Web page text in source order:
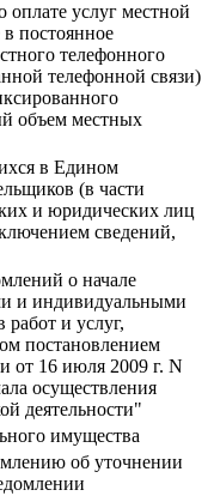
услуг местной
в постоянное
телефонного
телефонной связи)
объем местных
в Едином
(в части
и юридических лиц
сведений,
о начале
и индивидуальными
и услуг,
постановлением
от 16 июля 2009 г. N
осуществления
деятельности"
имущества
об уточнении